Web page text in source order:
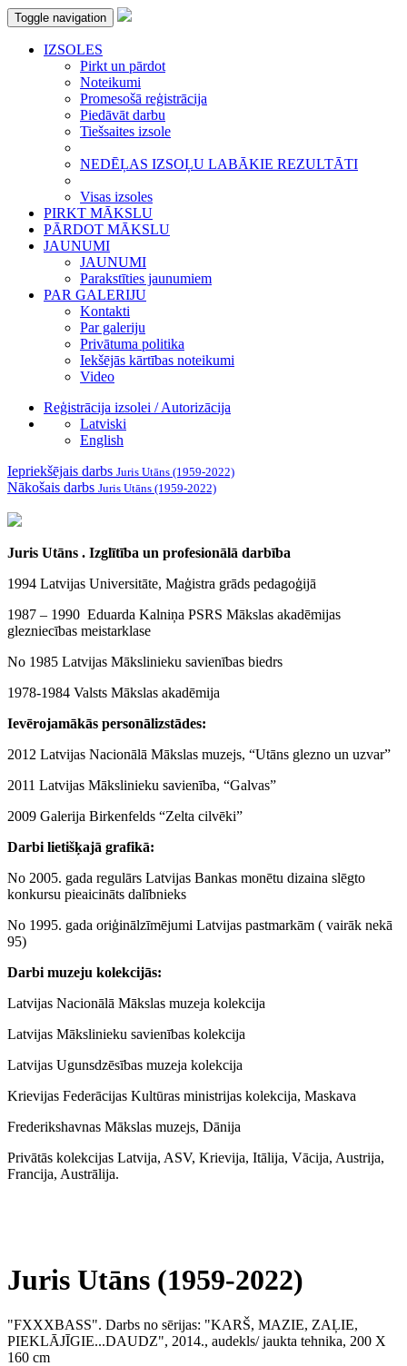
Toggle navigation
IZSOLES
Pirkt un pārdot
Noteikumi
Promesošā reģistrācija
Piedāvāt darbu
Tiešsaites izsole
NEDĒĻAS IZSOĻU LABĀKIE REZULTĀTI
Visas izsoles
PIRKT MĀKSLU
PĀRDOT MĀKSLU
JAUNUMI
JAUNUMI
Parakstīties jaunumiem
PAR GALERIJU
Kontakti
Par galeriju
Privātuma politika
Iekšējās kārtības noteikumi
Video
Reģistrācija izsolei / Autorizācija
Latviski
English
Iepriekšējais darbs Juris Utāns (1959-2022)
Nākošais darbs Juris Utāns (1959-2022)
Juris Utāns . Izglītība un profesionālā darbība
1994 Latvijas Universitāte, Maģistra grāds pedagoģijā
1987 – 1990 Eduarda Kalniņa PSRS Mākslas akadēmijas
glezniecības meistarklase
No 1985 Latvijas Mākslinieku savienības biedrs
1978-1984 Valsts Mākslas akadēmija
Ievērojamākās personālizstādes:
2012 Latvijas Nacionālā Mākslas muzejs, “Utāns glezno un uzvar”
2011 Latvijas Mākslinieku savienība, “Galvas”
2009 Galerija Birkenfelds “Zelta cilvēki”
Darbi lietišķajā grafikā:
No 2005. gada regulārs Latvijas Bankas monētu dizaina slēgto
konkursu pieaicināts dalībnieks
No 1995. gada oriģinālzīmējumi Latvijas pastmarkām ( vairāk nekā
95)
Darbi muzeju kolekcijās:
Latvijas Nacionālā Mākslas muzeja kolekcija
Latvijas Mākslinieku savienības kolekcija
Latvijas Ugunsdzēsības muzeja kolekcija
Krievijas Federācijas Kultūras ministrijas kolekcija, Maskava
Frederikshavnas Mākslas muzejs, Dānija
Privātās kolekcijas Latvija, ASV, Krievija, Itālija, Vācija, Austrija,
Francija, Austrālija.
Juris Utāns (1959-2022)
"FXXXBASS". Darbs no sērijas: "KARŠ, MAZIE, ZAĻIE,
PIEKLĀJĪGIE...DAUDZ", 2014., audekls/ jaukta tehnika, 200 X
160 cm